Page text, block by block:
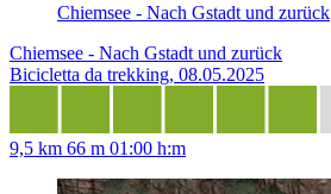
Chiemsee - Nach Gstadt und zurück
Chiemsee - Nach Gstadt und zurück
Bicicletta da trekking, 08.05.2025
9,5 km 66 m 01:00 h:m